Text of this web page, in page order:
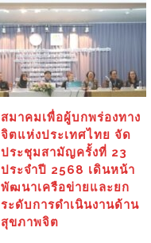
สมาคมเพื่อผู้บกพร่องทาง
จิตแห่งประเทศไทย จัด
ประชุมสามัญครั้งที่ 23
ประจำปี 2568 เดินหน้า
พัฒนาเครือข่ายและยก
ระดับการดำเนินงานด้าน
สุขภาพจิต